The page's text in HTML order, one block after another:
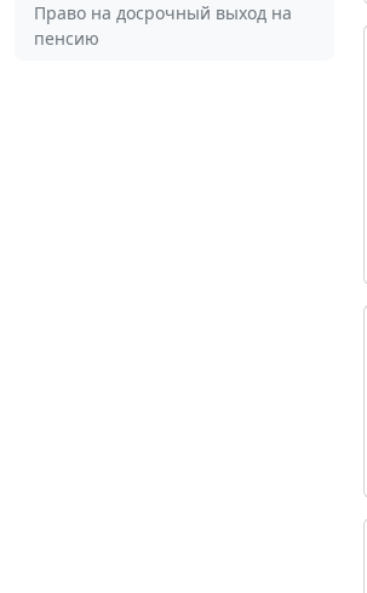
Право на досрочный выход на
пенсию